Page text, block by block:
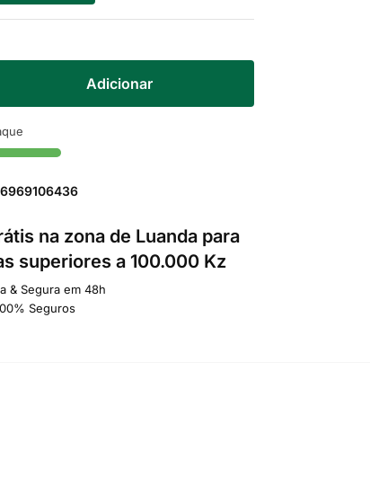
Adicionar
na zona de Luanda para
superiores a 100.000 Kz
& Segura em 48h
Seguros